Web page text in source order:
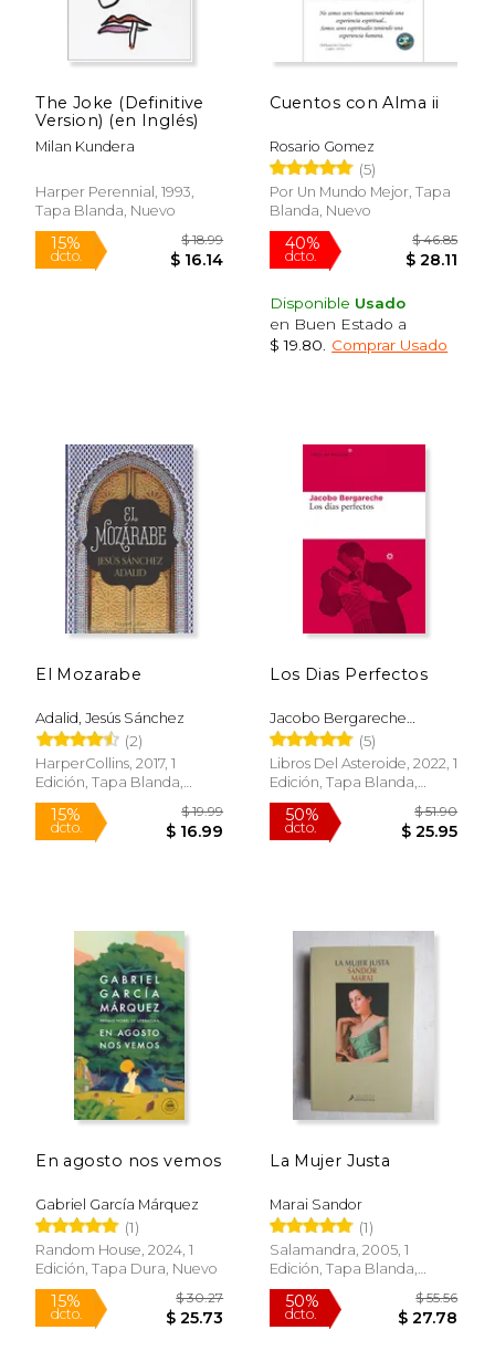
dcto. $ 19.55
50%
dcto. $
15%
dcto. $ 16.15
Rápido
15%
dcto. $
The Joke (Definitive
Version) (en Inglés)
Milan Kundera
Harper Perennial, 1993,
Tapa Blanda, Nuevo
Cuentos con Alma ii
Rosario Gomez
(5)
Por Un Mundo Mejor, Tapa
Blanda, Nuevo
Disponible Usado
en Buen Estado a
$ 19.80
Comprar Usado
El Mozarabe
Adalid, Jesús Sánchez
(2)
HarperCollins, 2017, 1
Edición, Tapa Blanda,
Nuevo
Los Dias Perfectos
Jacobo Bergareche
Mendoza
(5)
Libros Del Asteroide, 2022, 1
Edición, Tapa Blanda,
Nuevo
En agosto nos vemos
Gabriel García Márquez
(1)
Random House, 2024, 1
Edición, Tapa Dura, Nuevo
La Mujer Justa
Marai Sandor
(1)
Salamandra, 2005, 1
Edición, Tapa Blanda,
Nuevo